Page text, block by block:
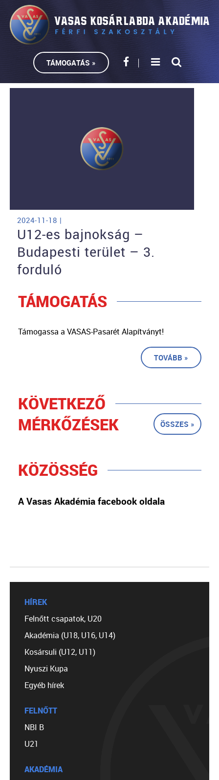
TÁMOGATÁS »
2024-11-18 |
U12-es bajnokság –
Budapesti terület – 3.
forduló
TÁMOGATÁS
Támogassa a VASAS-Pasarét Alapítványt!
TOVÁBB »
KÖVETKEZŐ
MÉRKŐZÉSEK
ÖSSZES »
KÖZÖSSÉG
A Vasas Akadémia facebook oldala
HÍREK
Felnőtt csapatok, U20
Akadémia (U18, U16, U14)
Kosársuli (U12, U11)
Nyuszi Kupa
Egyéb hírek
FELNŐTT
NBI B
U21
AKADÉMIA